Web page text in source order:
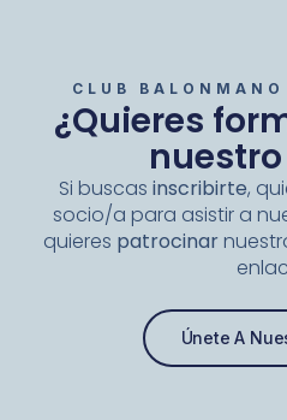
CLUB
¿Quieres
Si buscas inscribirte,
socio/a para asistir a
quieres patrocinar
Únete A